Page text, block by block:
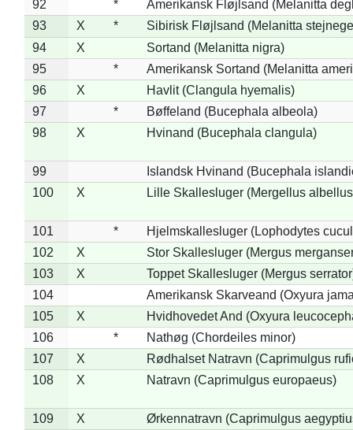
92 *
Amerikansk Fløjlsand (Melanitta
93
X *
Sibirisk Fløjlsand (Melanitta
94
X
Sortand (Melanitta nigra)
95
*
Amerikansk Sortand (Melanitta
96
X
Havlit (Clangula hyemalis)
97
*
Bøffeland (Bucephala albeola)
98
X Hvinand (Bucephala clangula)
99
Islandsk Hvinand (Bucephala
100
X Lille Skallesluger (Mergellus
101 *
Hjelmskallesluger (Lophodytes
102
X
Stor Skallesluger (Mergus
103
X
Toppet Skallesluger (Mergus
104
Amerikansk Skarveand (Oxyura
105
X
Hvidhovedet And (Oxyura
106
*
Nathøg (Chordeiles minor)
107
X
Rødhalset Natravn (Caprimulgus
108
X Natravn (Caprimulgus europaeus)
109 X
Ørkennatravn (Caprimulgus